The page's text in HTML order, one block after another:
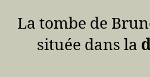
La tombe de
située dans la